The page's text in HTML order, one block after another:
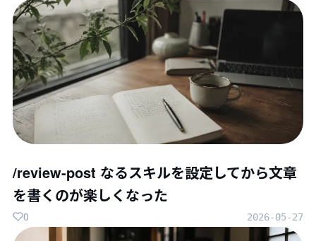
/review-post なるスキルを設定してから文章
を書くのが楽しくなった
2026-05-27
0